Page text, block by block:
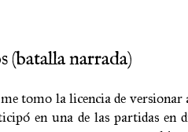
narrada)
tomo la licencia de
en una de las partidas en